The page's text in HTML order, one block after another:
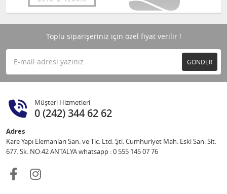
Toplu siparişeriniz için özel fiyat verilir !
GÖNDER
Müşteri Hizmetleri
0 (242) 344 62 62
Adres
Kare Yapı Elemanları San. ve Tic. Ltd. Şti. Cumhuriyet Mah. Eski San. Sit.
677. Sk. NO:42 ANTALYA whatsapp : 0 555 145 07 76